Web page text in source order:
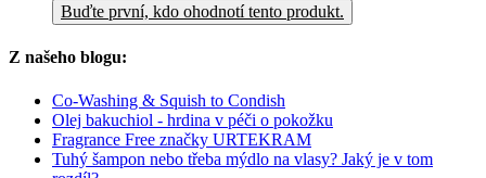
Buďte první, kdo ohodnotí tento produkt.
Z našeho blogu:
Co-Washing & Squish to Condish
Olej bakuchiol - hrdina v péči o pokožku
Fragrance Free značky URTEKRAM
Tuhý šampon nebo třeba mýdlo na vlasy? Jaký je v tom